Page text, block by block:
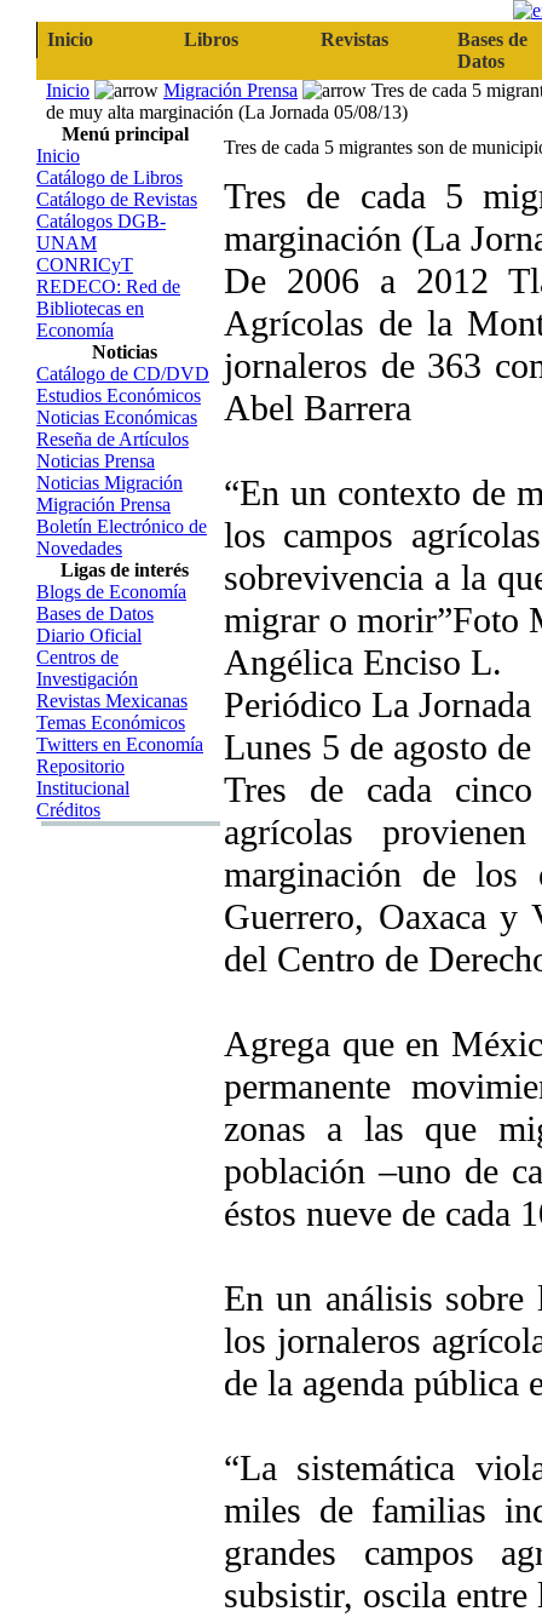
Inicio Libros Revistas
Bases de
Datos
Inicio
Migración Prensa
Tres de cada 5
de muy alta marginación (La Jornada 05/08/13)
Menú principal
Inicio
Catálogo de Libros
Catálogo de Revistas
Catálogos DGB-
UNAM
CONRICyT
REDECO: Red de
Bibliotecas en
Economía
Noticias
Catálogo de CD/DVD
Estudios Económicos
Noticias Económicas
Reseña de Artículos
Noticias Prensa
Noticias Migración
Migración Prensa
Boletín Electrónico de
Novedades
Ligas de interés
Blogs de Economía
Bases de Datos
Diario Oficial
Centros de
Investigación
Revistas Mexicanas
Temas Económicos
Twitters en Economía
Repositorio
Institucional
Créditos
Tres de cada 5 migrantes son de
Tres de cada 5
marginación (La
De 2006 a 2012
Agrícolas de la
jornaleros de 363
Abel Barrera
“En un contexto de
los campos
sobrevivencia a la
migrar o morir”Foto
Angélica Enciso L.
Periódico La Jornada
Lunes 5 de agosto
Tres de cada
agrícolas
marginación de los
Guerrero, Oaxaca y
del Centro de
Agrega que en
permanente
zonas a las que
población –uno de
éstos nueve de cada
En un análisis sobre
los jornaleros
de la agenda pública
“La sistemática
miles de familias
grandes campos
subsistir, oscila